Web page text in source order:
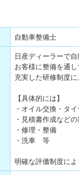
自動車整備士
日産ディーラーで
お客様に整備を通
充実した研修制度
【具体的には】
・オイル交換・タ
・見積書作成など
・修理・整備
・洗車 等
明確な評価制度に